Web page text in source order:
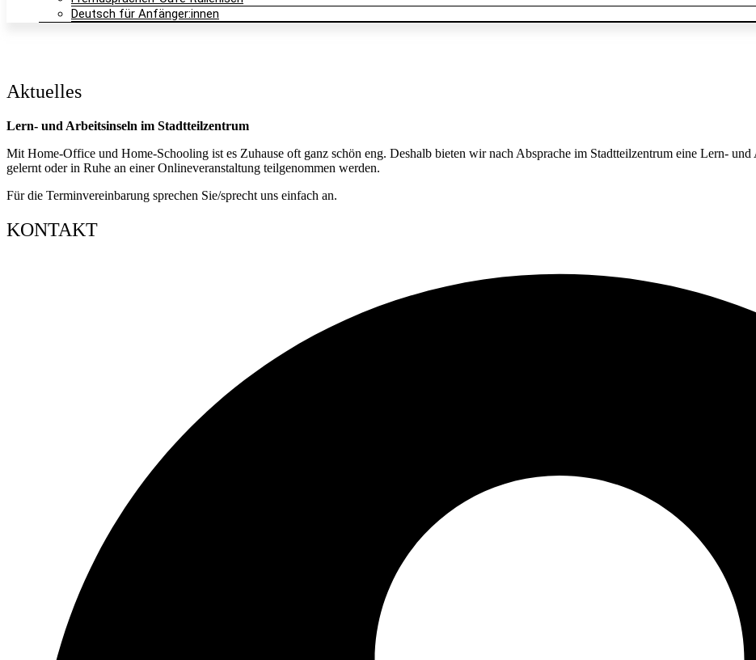
Deutsch für Anfänger:innen
Aktuelles
Lern- und Arbeitsinseln im Stadtteilzentrum
Mit Home-Office und Home-Schooling ist es Zuhause oft ganz schön eng. Deshalb bieten wir nach Absprache im Stadtteilzentrum eine Lern-
gelernt oder in Ruhe an einer Onlineveranstaltung teilgenommen werden.
Für die Terminvereinbarung sprechen Sie/sprecht uns einfach an.
KONTAKT